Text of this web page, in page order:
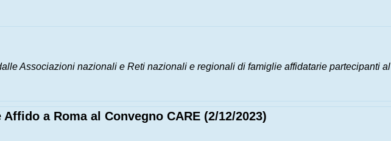
Associazioni nazionali e Reti nazionali e regionali di famiglie affidatarie partecipanti al
a Roma al Convegno CARE (2/12/2023)